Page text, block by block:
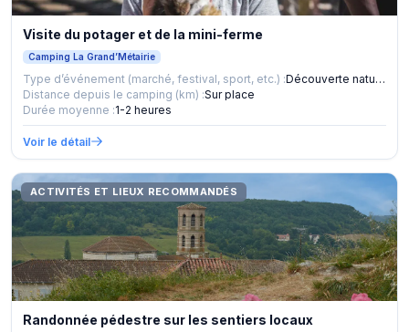
Visite du potager et de la mini-ferme
Camping La Grand’Métairie
Type d’événement (marché, festival, sport, etc.) :
Découverte nature et animaux
Distance depuis le camping (km) :Sur place
Durée moyenne :1-2 heures
Voir le détail
ACTIVITÉS ET LIEUX RECOMMANDÉS
Randonnée pédestre sur les sentiers locaux